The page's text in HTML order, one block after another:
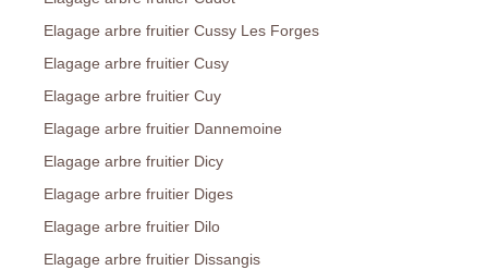
Elagage arbre fruitier Cussy Les Forges
Elagage arbre fruitier Cusy
Elagage arbre fruitier Cuy
Elagage arbre fruitier Dannemoine
Elagage arbre fruitier Dicy
Elagage arbre fruitier Diges
Elagage arbre fruitier Dilo
Elagage arbre fruitier Dissangis